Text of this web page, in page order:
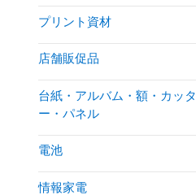
プリント資材
店舗販促品
台紙・アルバム・額・カッタ
ー・パネル
電池
情報家電